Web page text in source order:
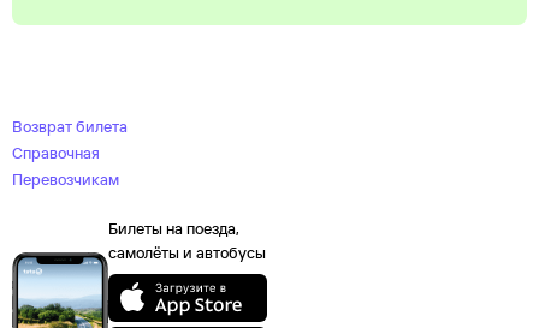
Возврат билета
Справочная
Перевозчикам
Билеты на поезда,
самолёты и автобусы